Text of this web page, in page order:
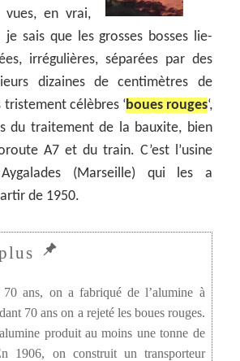
vues, en vrai,
je sais que les grosses bosses lie-
irrégulières, séparées par des
dizaines de centimètres de
célèbres ‘boues rouges‘,
du traitement de la bauxite, bien
A7 et du train. C’est l’usine
(Marseille) qui les a
de 1950.
70 ans, on a fabriqué de l’alumine à
70 ans on a rejeté les boues rouges.
produit au moins une tonne de
1906, on construit un transporteur